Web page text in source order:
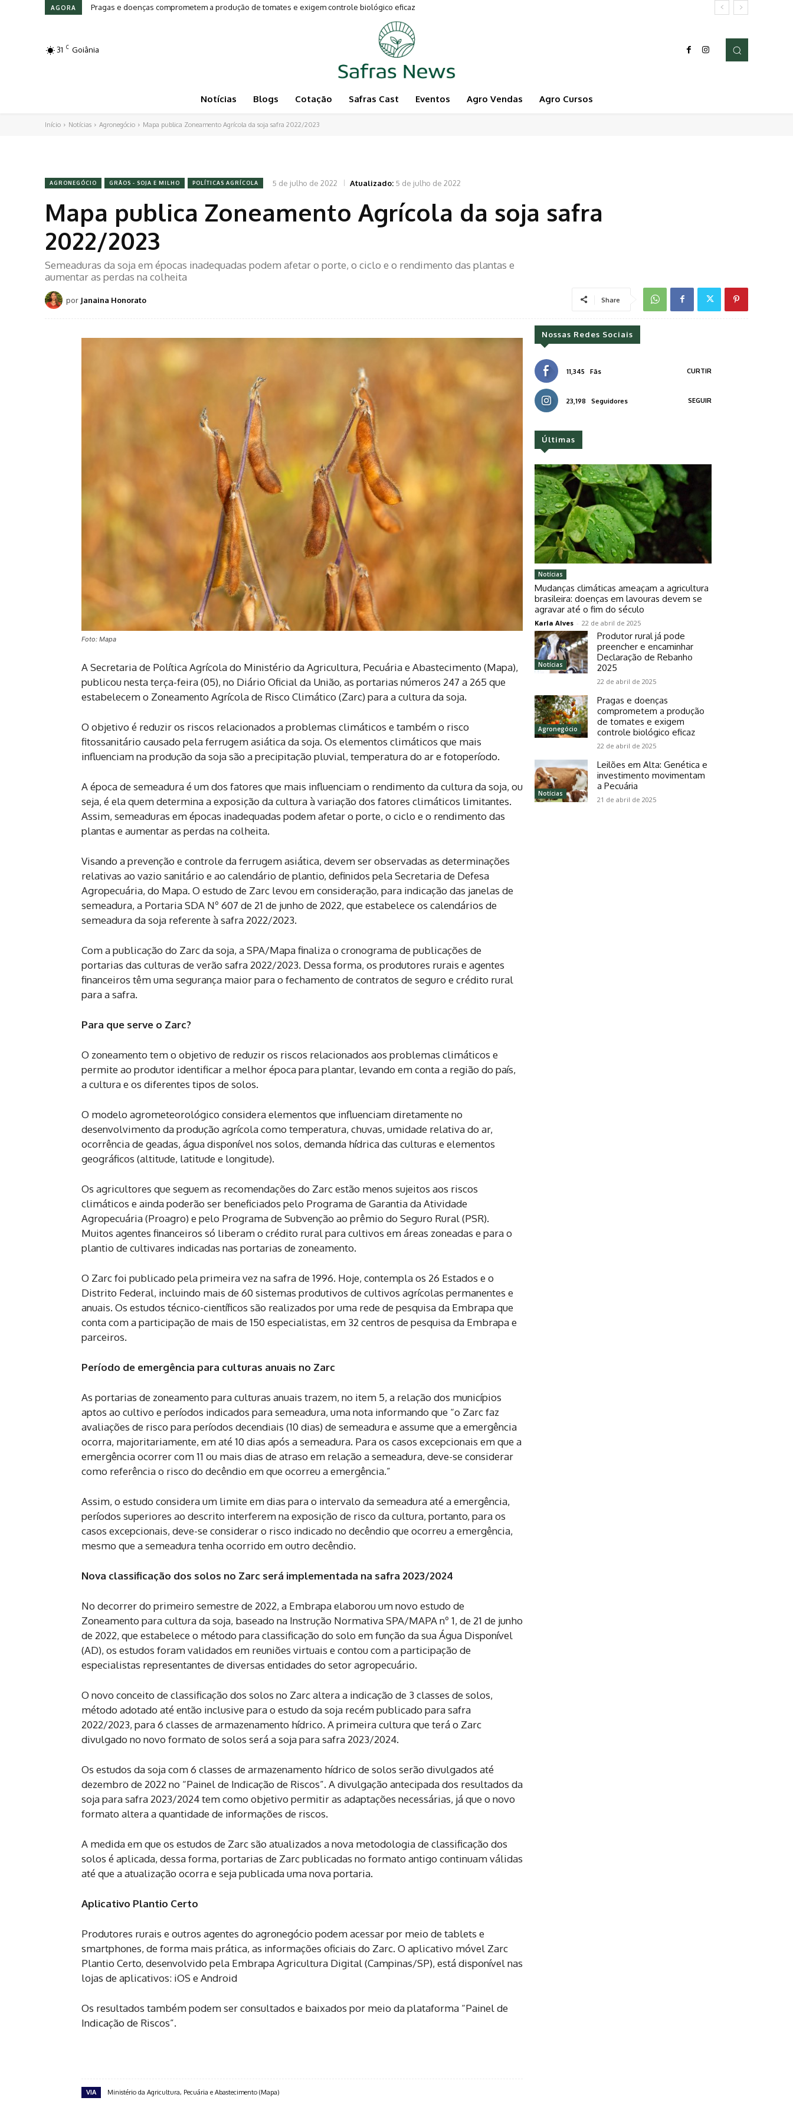
AGORA Pragas e doenças comprometem a produção de tomates e exigem controle biológico eficaz
Leilões em Alta: Genética e investimento movimentam a Pecuária
31 C Goiânia
Notícias Blogs Cotação Safras Cast Eventos Agro Vendas Agro Cursos
Início Notícias Agronegócio Mapa publica Zoneamento Agrícola da soja safra 2022/2023
AGRONEGÓCIO GRÃOS - SOJA E MILHO POLÍTICAS AGRÍCOLA 5 de julho de 2022 Atualizado: 5 de julho de 2022
Mapa publica Zoneamento Agrícola da soja safra
2022/2023
Semeaduras da soja em épocas inadequadas podem afetar o porte, o ciclo e o rendimento das plantas e
aumentar as perdas na colheita
por Janaina Honorato Share
Foto: Mapa
A Secretaria de Política Agrícola do Ministério da Agricultura, Pecuária e Abastecimento (Mapa),
publicou nesta terça-feira (05), no Diário Oficial da União, as portarias números 247 a 265 que
estabelecem o Zoneamento Agrícola de Risco Climático (Zarc) para a cultura da soja.
O objetivo é reduzir os riscos relacionados a problemas climáticos e também o risco
fitossanitário causado pela ferrugem asiática da soja. Os elementos climáticos que mais
influenciam na produção da soja são a precipitação pluvial, temperatura do ar e fotoperíodo.
A época de semeadura é um dos fatores que mais influenciam o rendimento da cultura da soja, ou
seja, é ela quem determina a exposição da cultura à variação dos fatores climáticos limitantes.
Assim, semeaduras em épocas inadequadas podem afetar o porte, o ciclo e o rendimento das
plantas e aumentar as perdas na colheita.
Visando a prevenção e controle da ferrugem asiática, devem ser observadas as determinações
relativas ao vazio sanitário e ao calendário de plantio, definidos pela Secretaria de Defesa
Agropecuária, do Mapa. O estudo de Zarc levou em consideração, para indicação das janelas de
semeadura, a Portaria SDA Nº 607 de 21 de junho de 2022, que estabelece os calendários de
semeadura da soja referente à safra 2022/2023.
Com a publicação do Zarc da soja, a SPA/Mapa finaliza o cronograma de publicações de
portarias das culturas de verão safra 2022/2023. Dessa forma, os produtores rurais e agentes
financeiros têm uma segurança maior para o fechamento de contratos de seguro e crédito rural
para a safra.
Para que serve o Zarc?
O zoneamento tem o objetivo de reduzir os riscos relacionados aos problemas climáticos e
permite ao produtor identificar a melhor época para plantar, levando em conta a região do país,
a cultura e os diferentes tipos de solos.
O modelo agrometeorológico considera elementos que influenciam diretamente no
desenvolvimento da produção agrícola como temperatura, chuvas, umidade relativa do ar,
ocorrência de geadas, água disponível nos solos, demanda hídrica das culturas e elementos
geográficos (altitude, latitude e longitude).
Os agricultores que seguem as recomendações do Zarc estão menos sujeitos aos riscos
climáticos e ainda poderão ser beneficiados pelo Programa de Garantia da Atividade
Agropecuária (Proagro) e pelo Programa de Subvenção ao prêmio do Seguro Rural (PSR).
Muitos agentes financeiros só liberam o crédito rural para cultivos em áreas zoneadas e para o
plantio de cultivares indicadas nas portarias de zoneamento.
O Zarc foi publicado pela primeira vez na safra de 1996. Hoje, contempla os 26 Estados e o
Distrito Federal, incluindo mais de 60 sistemas produtivos de cultivos agrícolas permanentes e
anuais. Os estudos técnico-científicos são realizados por uma rede de pesquisa da Embrapa que
conta com a participação de mais de 150 especialistas, em 32 centros de pesquisa da Embrapa e
parceiros.
Período de emergência para culturas anuais no Zarc
As portarias de zoneamento para culturas anuais trazem, no item 5, a relação dos municípios
aptos ao cultivo e períodos indicados para semeadura, uma nota informando que “o Zarc faz
avaliações de risco para períodos decendiais (10 dias) de semeadura e assume que a emergência
ocorra, majoritariamente, em até 10 dias após a semeadura. Para os casos excepcionais em que a
emergência ocorrer com 11 ou mais dias de atraso em relação a semeadura, deve-se considerar
como referência o risco do decêndio em que ocorreu a emergência.”
Assim, o estudo considera um limite em dias para o intervalo da semeadura até a emergência,
períodos superiores ao descrito interferem na exposição de risco da cultura, portanto, para os
casos excepcionais, deve-se considerar o risco indicado no decêndio que ocorreu a emergência,
mesmo que a semeadura tenha ocorrido em outro decêndio.
Nova classificação dos solos no Zarc será implementada na safra 2023/2024
No decorrer do primeiro semestre de 2022, a Embrapa elaborou um novo estudo de
Zoneamento para cultura da soja, baseado na Instrução Normativa SPA/MAPA nº 1, de 21 de junho
de 2022, que estabelece o método para classificação do solo em função da sua Água Disponível
(AD), os estudos foram validados em reuniões virtuais e contou com a participação de
especialistas representantes de diversas entidades do setor agropecuário.
O novo conceito de classificação dos solos no Zarc altera a indicação de 3 classes de solos,
método adotado até então inclusive para o estudo da soja recém publicado para safra
2022/2023, para 6 classes de armazenamento hídrico. A primeira cultura que terá o Zarc
divulgado no novo formato de solos será a soja para safra 2023/2024.
Os estudos da soja com 6 classes de armazenamento hídrico de solos serão divulgados até
dezembro de 2022 no “Painel de Indicação de Riscos”. A divulgação antecipada dos resultados da
soja para safra 2023/2024 tem como objetivo permitir as adaptações necessárias, já que o novo
formato altera a quantidade de informações de riscos.
A medida em que os estudos de Zarc são atualizados a nova metodologia de classificação dos
solos é aplicada, dessa forma, portarias de Zarc publicadas no formato antigo continuam válidas
até que a atualização ocorra e seja publicada uma nova portaria.
Aplicativo Plantio Certo
Produtores rurais e outros agentes do agronegócio podem acessar por meio de tablets e
smartphones, de forma mais prática, as informações oficiais do Zarc. O aplicativo móvel Zarc
Plantio Certo, desenvolvido pela Embrapa Agricultura Digital (Campinas/SP), está disponível nas
lojas de aplicativos: iOS e Android
Os resultados também podem ser consultados e baixados por meio da plataforma “Painel de
Indicação de Riscos”.
VIA Ministério da Agricultura, Pecuária e Abastecimento (Mapa)
Nossas Redes Sociais
11,345 Fãs CURTIR
23,198 Seguidores SEGUIR
Últimas
Notícias
Mudanças climáticas ameaçam a agricultura
brasileira: doenças em lavouras devem se
agravar até o fim do século
Karla Alves - 22 de abril de 2025
Notícias
Produtor rural já pode
preencher e encaminhar
Declaração de Rebanho
2025
22 de abril de 2025
Agronegócio
Pragas e doenças
comprometem a produção
de tomates e exigem
controle biológico eficaz
22 de abril de 2025
Notícias
Leilões em Alta: Genética e
investimento movimentam
a Pecuária
21 de abril de 2025